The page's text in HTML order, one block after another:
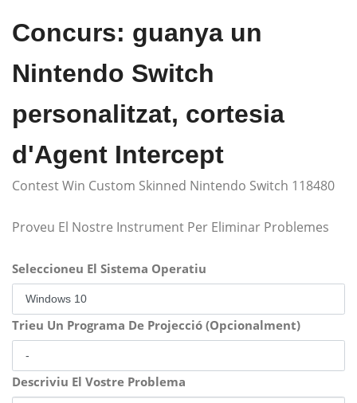
Concurs: guanya un
Nintendo Switch
personalitzat, cortesia
d'Agent Intercept
Contest Win Custom Skinned Nintendo Switch 118480
Proveu El Nostre Instrument Per Eliminar Problemes
Seleccioneu El Sistema Operatiu
Trieu Un Programa De Projecció (Opcionalment)
Descriviu El Vostre Problema